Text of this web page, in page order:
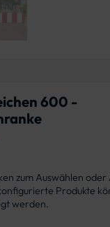
600 -
zum Auswählen oder
Produkte
werden.